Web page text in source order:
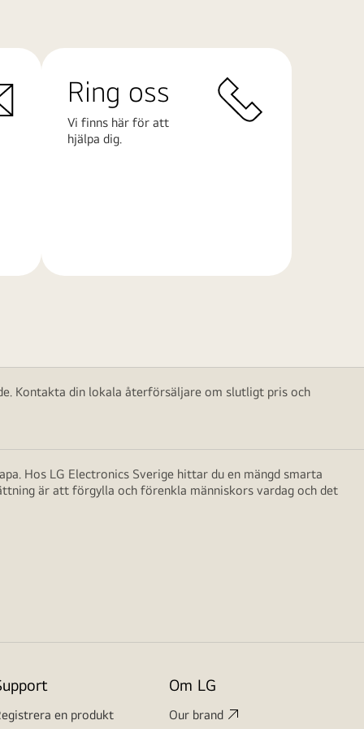
Ring oss
Vi finns här för att
hjälpa dig.
Kontakta din lokala återförsäljare om slutligt pris och
Hos LG Electronics Sverige hittar du en mängd smarta
är att förgylla och förenkla människors vardag och det
en produkt
Om LG
Our brand